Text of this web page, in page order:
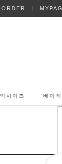
ORDER
빅사이즈 베이직